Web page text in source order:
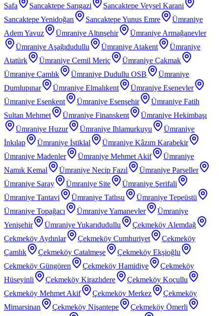
Safa
Sancaktepe Sarıgazi
Sancaktepe Veysel Karani
Sancaktepe Yenidoğan
Sancaktepe Yunus Emre
Ümraniye
Adem Yavuz
Ümraniye Altınşehir
Ümraniye Armağanevler
Ümraniye Aşağıdudullu
Ümraniye Atakent
Ümraniye
Atatürk
Ümraniye Cemil Meriç
Ümraniye Çakmak
Ümraniye Çamlık
Ümraniye Dudullu OSB
Ümraniye
Dumlupınar
Ümraniye Elmalıkent
Ümraniye Esenevler
Ümraniye Esenkent
Ümraniye Esenşehir
Ümraniye Fatih
Sultan Mehmet
Ümraniye Finanskent
Ümraniye Hekimbaşı
Ümraniye Huzur
Ümraniye Ihlamurkuyu
Ümraniye
İnkılap
Ümraniye İstiklal
Ümraniye Kâzım Karabekir
Ümraniye Madenler
Ümraniye Mehmet Akif
Ümraniye
Namık Kemal
Ümraniye Necip Fazıl
Ümraniye Parseller
Ümraniye Saray
Ümraniye Site
Ümraniye Şerifali
Ümraniye Tantavi
Ümraniye Tatlısu
Ümraniye Tepeüstü
Ümraniye Topağacı
Ümraniye Yamanevler
Ümraniye
Yenişehir
Ümraniye Yukarıdudullu
Çekmeköy Alemdağ
Çekmeköy Aydınlar
Çekmeköy Cumhuriyet
Çekmeköy
Çamlık
Çekmeköy Çatalmeşe
Çekmeköy Ekşioğlu
Çekmeköy Güngören
Çekmeköy Hamidiye
Çekmeköy
Hüseyinli
Çekmeköy Kirazlıdere
Çekmeköy Koçullu
Çekmeköy Mehmet Akif
Çekmeköy Merkez
Çekmeköy
Mimarsinan
Çekmeköy Nişantepe
Çekmeköy Ömerli